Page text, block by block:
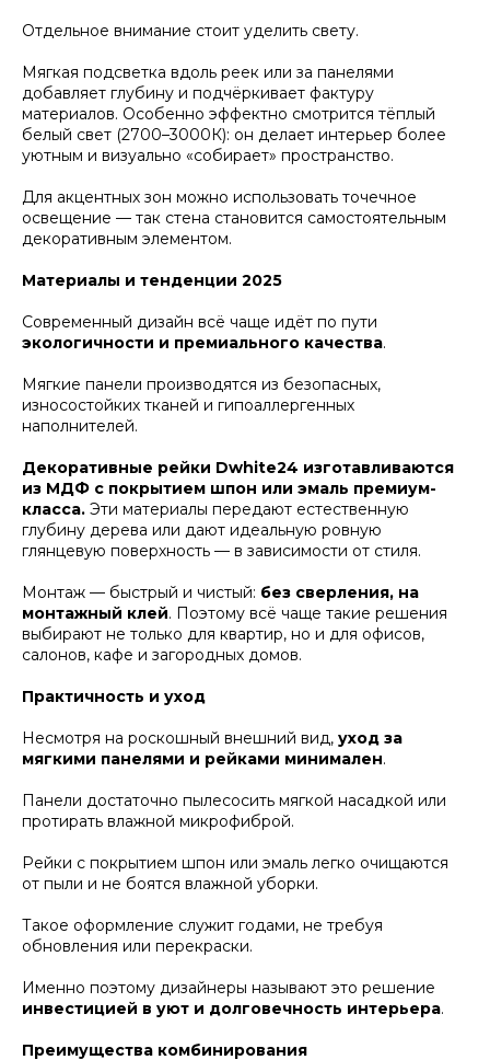
Отдельное внимание стоит уделить свету.
Мягкая подсветка вдоль реек или за панелями
добавляет глубину и подчёркивает фактуру
материалов. Особенно эффектно смотрится тёплый
белый свет (2700–3000К): он делает интерьер более
уютным и визуально «собирает» пространство.
Для акцентных зон можно использовать точечное
освещение — так стена становится самостоятельным
декоративным элементом.
Материалы и тенденции 2025
Современный дизайн всё чаще идёт по пути
экологичности и премиального качества.
Мягкие панели производятся из безопасных,
износостойких тканей и гипоаллергенных
наполнителей.
Декоративные рейки Dwhite24 изготавливаются
из МДФ с покрытием шпон или эмаль премиум-
класса. Эти материалы передают естественную
глубину дерева или дают идеальную ровную
глянцевую поверхность — в зависимости от стиля.
Монтаж — быстрый и чистый: без сверления, на
монтажный клей. Поэтому всё чаще такие решения
выбирают не только для квартир, но и для офисов,
салонов, кафе и загородных домов.
Практичность и уход
Несмотря на роскошный внешний вид, уход за
мягкими панелями и рейками минимален.
Панели достаточно пылесосить мягкой насадкой или
протирать влажной микрофиброй.
Рейки с покрытием шпон или эмаль легко очищаются
от пыли и не боятся влажной уборки.
Такое оформление служит годами, не требуя
обновления или перекраски.
Именно поэтому дизайнеры называют это решение
инвестицией в уют и долговечность интерьера.
Преимущества комбинирования